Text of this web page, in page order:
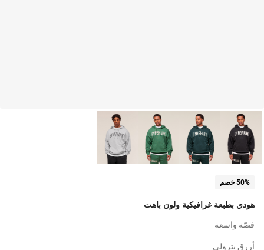
50% خصم
هودي بطبعة غرافيكية ولون باهت
قصّة واسعة
أزرق بترولي